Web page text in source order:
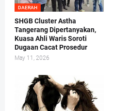
DAERAH
SHGB Cluster Astha
Tangerang Dipertanyakan,
Kuasa Ahli Waris Soroti
Dugaan Cacat Prosedur
May 11, 2026